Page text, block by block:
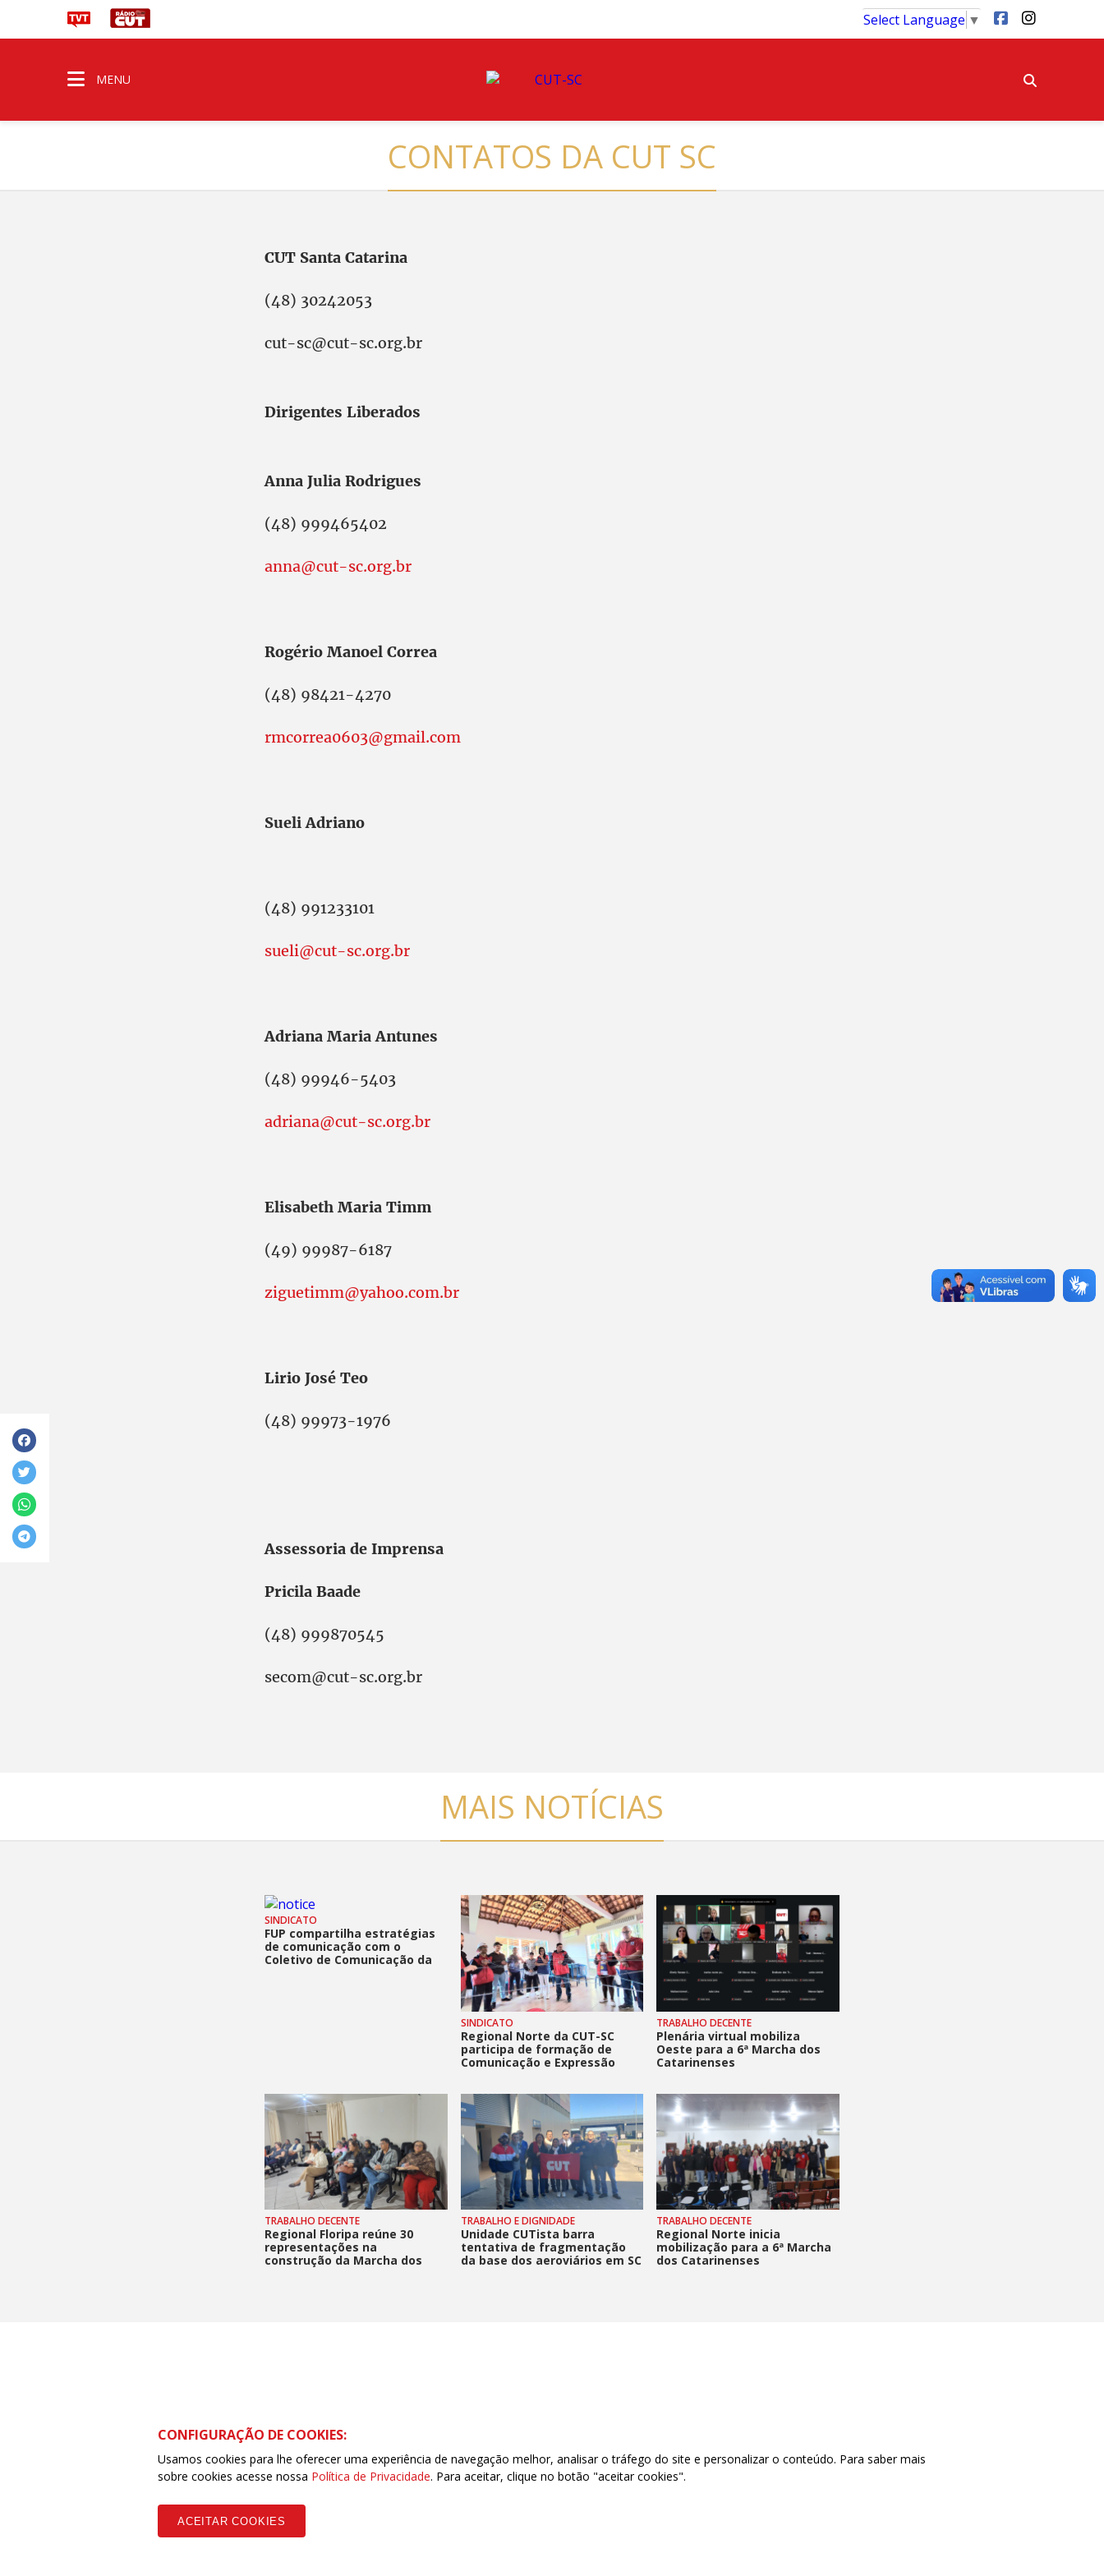
Select Language ▼
MENU
CONTATOS DA CUT SC
CUT Santa Catarina
(48) 30242053
cut-sc@cut-sc.org.br
Dirigentes Liberados
Anna Julia Rodrigues
(48) 999465402
anna@cut-sc.org.br
Rogério Manoel Correa
(48) 98421-4270
rmcorrea0603@gmail.com
Sueli Adriano
(48) 991233101
sueli@cut-sc.org.br
Adriana Maria Antunes
(48) 99946-5403
adriana@cut-sc.org.br
Elisabeth Maria Timm
(49) 99987-6187
ziguetimm@yahoo.com.br
Lirio José Teo
(48) 99973-1976
Assessoria de Imprensa
Pricila Baade
(48) 999870545
secom@cut-sc.org.br
MAIS NOTÍCIAS
SINDICATO
FUP compartilha estratégias
de comunicação com o
Coletivo de Comunicação da
SINDICATO
Regional Norte da CUT-SC
participa de formação de
Comunicação e Expressão
TRABALHO DECENTE
Plenária virtual mobiliza
Oeste para a 6ª Marcha dos
Catarinenses
TRABALHO DECENTE
Regional Floripa reúne 30
representações na
construção da Marcha dos
TRABALHO E DIGNIDADE
Unidade CUTista barra
tentativa de fragmentação
da base dos aeroviários em SC
TRABALHO DECENTE
Regional Norte inicia
mobilização para a 6ª Marcha
dos Catarinenses
Rua Visconde de Ouro Preto – 413 – Centro – CEP: 88020-040 – Florianópolis – SC
CONFIGURAÇÃO DE COOKIES:
Usamos cookies para lhe oferecer uma experiência de navegação melhor, analisar o tráfego do site e personalizar o conteúdo. Para saber mais
sobre cookies acesse nossa Política de Privacidade. Para aceitar, clique no botão "aceitar cookies".
ACEITAR COOKIES